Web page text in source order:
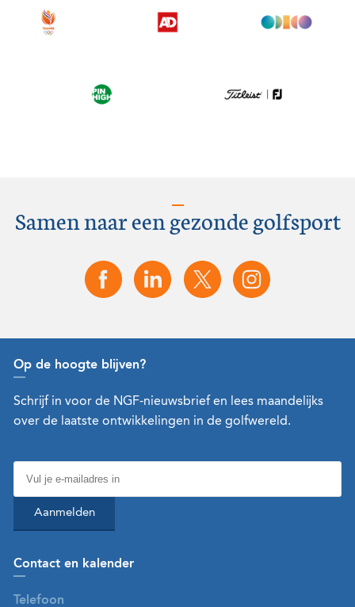
Samen naar een gezonde golfsport
Op de hoogte blijven?
Schrijf in voor de NGF-nieuwsbrief en lees maandelijks
over de laatste ontwikkelingen in de golfwereld.
Aanmelden
Contact en kalender
Telefoon